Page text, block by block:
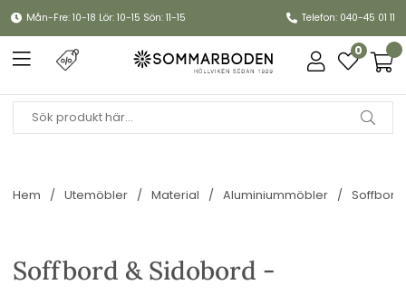
Mån-Fre: 10-18 Lör: 10-15 Sön: 11-15 Telefon: 040-45 01 11
0
Hem Utemöbler Material Aluminiummöbler
Soffbord & Sidobord -